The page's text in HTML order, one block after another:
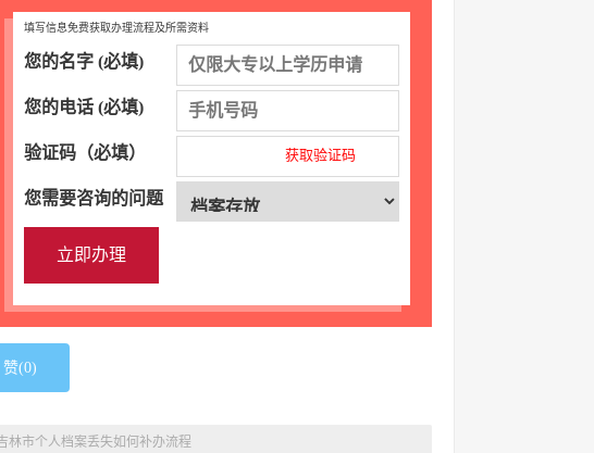
填写信息免费获取办理流程及所需资料
您的名字 (必填)
您的电话 (必填)
验证码（必填） 获取验证码
您需要咨询的问题
赞(0)
林市个人档案丢失如何补办流程